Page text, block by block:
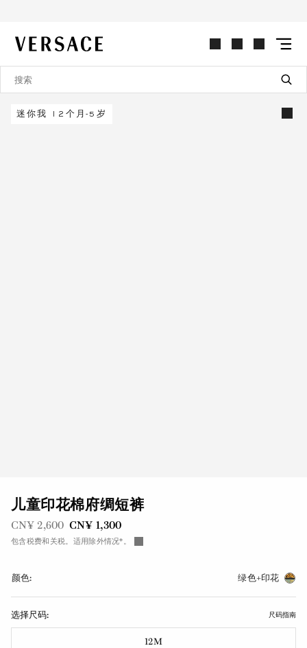
VERSACE | 主页
迷你我 12个月-5岁
儿童印花棉府绸短裤
之前是
CN¥ 2,600现在是
CN¥ 1,300
包含税费和关税。适用除外情况*。
颜色: 绿色+印花
选择尺码: 尺码指南
12M